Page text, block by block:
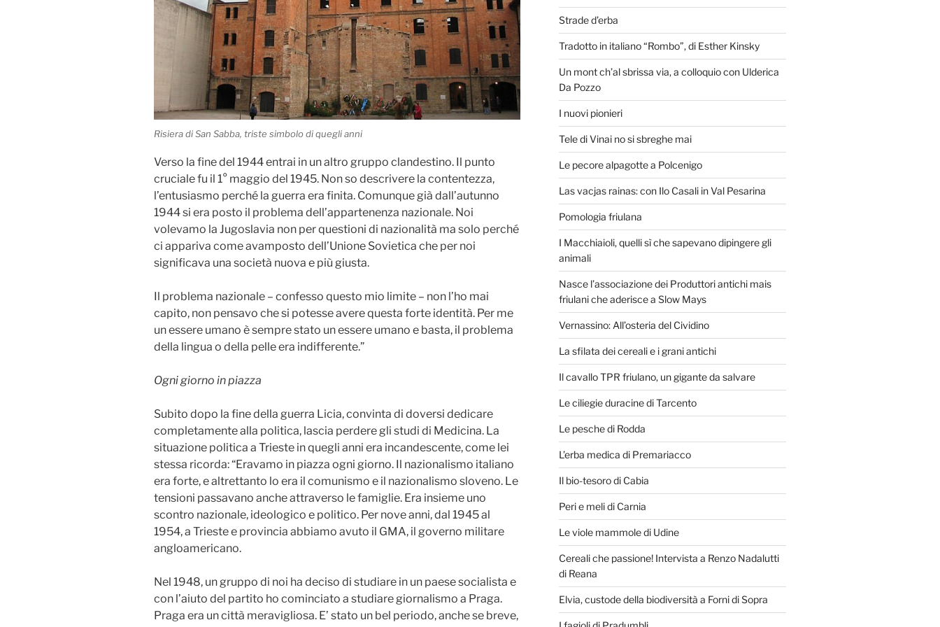
Risiera di San Sabba, triste simbolo di quegli anni
Verso la fine del 1944 entrai in un altro gruppo clandestino. Il punto
cruciale fu il 1° maggio del 1945. Non so descrivere la contentezza,
l’entusiasmo perché la guerra era finita. Comunque già dall’autunno
1944 si era posto il problema dell’appartenenza nazionale. Noi
volevamo la Jugoslavia non per questioni di nazionalità ma solo perché
ci appariva come avamposto dell’Unione Sovietica che per noi
significava una società nuova e più giusta.
Il problema nazionale – confesso questo mio limite – non l’ho mai
capito, non pensavo che si potesse avere questa forte identità. Per me
un essere umano è sempre stato un essere umano e basta, il problema
della lingua o della pelle era indifferente.”
Ogni giorno in piazza
Subito dopo la fine della guerra Licia, convinta di doversi dedicare
completamente alla politica, lascia perdere gli studi di Medicina. La
situazione politica a Trieste in quegli anni era incandescente, come lei
stessa ricorda: “Eravamo in piazza ogni giorno. Il nazionalismo italiano
era forte, e altrettanto lo era il comunismo e il nazionalismo sloveno. Le
tensioni passavano anche attraverso le famiglie. Era insieme uno
scontro nazionale, ideologico e politico. Per nove anni, dal 1945 al
1954, a Trieste e provincia abbiamo avuto il GMA, il governo militare
angloamericano.
Nel 1948, un gruppo di noi ha deciso di studiare in un paese socialista e
con l’aiuto del partito ho cominciato a studiare giornalismo a Praga.
Praga era un città meravigliosa. E’ stato un bel periodo, anche se breve,
Strade d’erba
Tradotto in italiano “Rombo”, di Esther Kinsky
Un mont ch’al sbrissa via, a colloquio con Ulderica
Da Pozzo
I nuovi pionieri
Tele di Vinai no si sbreghe mai
Le pecore alpagotte a Polcenigo
Las vacjas rainas: con Ilo Casali in Val Pesarina
Pomologia friulana
I Macchiaioli, quelli sì che sapevano dipingere gli
animali
Nasce l’associazione dei Produttori antichi mais
friulani che aderisce a Slow Mays
Vernassino: All’osteria del Cividino
La sfilata dei cereali e i grani antichi
Il cavallo TPR friulano, un gigante da salvare
Le ciliegie duracine di Tarcento
Le pesche di Rodda
L’erba medica di Premariacco
Il bio-tesoro di Cabia
Peri e meli di Carnia
Le viole mammole di Udine
Cereali che passione! Intervista a Renzo Nadalutti
di Reana
Elvia, custode della biodiversità a Forni di Sopra